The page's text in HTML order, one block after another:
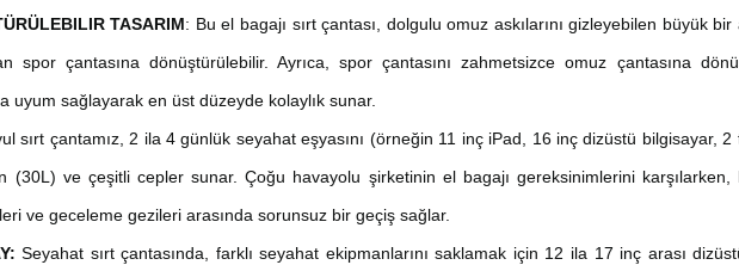
TASARIM: Bu el bagajı sırt çantası, dolgulu omuz askılarını gizleyebilen büyük
spor çantasına dönüştürülebilir. Ayrıca, spor çantasını zahmetsizce omuz çantasına
uyum sağlayarak en üst düzeyde kolaylık sunar.
sırt çantamız, 2 ila4günlük seyahat eşyasını (örneğin 11 inç iPad, 16 inç dizüstü bilgisayar,
(30L) ve çeşitli cepler sunar. Çoğu havayolu şirketinin el bagajı gereksinimlerini
ve geceleme gezileri arasında sorunsuz bir geçiş sağlar.
Seyahat sırt çantasında, farklı seyahat ekipmanlarını saklamak için 12 ila 17 inç arası